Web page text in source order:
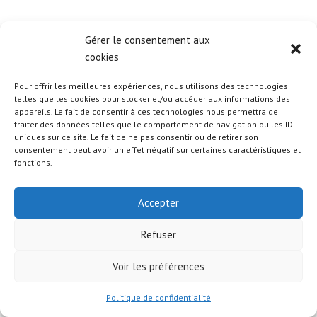
Gérer le consentement aux
cookies
Pour offrir les meilleures expériences, nous utilisons des technologies
telles que les cookies pour stocker et/ou accéder aux informations des
appareils. Le fait de consentir à ces technologies nous permettra de
traiter des données telles que le comportement de navigation ou les ID
uniques sur ce site. Le fait de ne pas consentir ou de retirer son
consentement peut avoir un effet négatif sur certaines caractéristiques et
fonctions.
Accepter
Refuser
Voir les préférences
Politique de confidentialité
© 2026 Attitude Santé